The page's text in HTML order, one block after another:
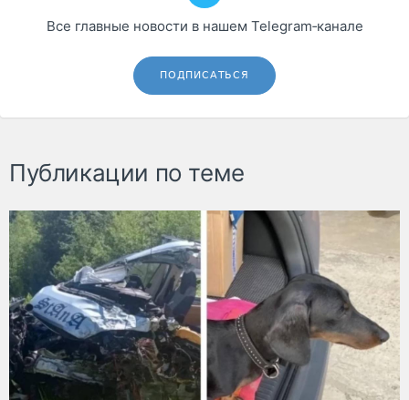
Все главные новости в нашем Telegram‑канале
ПОДПИСАТЬСЯ
Публикации по теме